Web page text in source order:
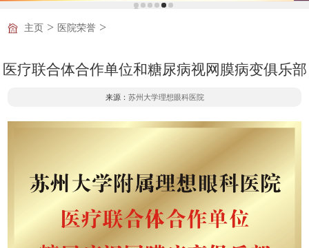
主页> 医院荣誉>
医疗联合体合作单位和糖尿病视网膜病变俱乐部
来源： 苏州大学理想眼科医院